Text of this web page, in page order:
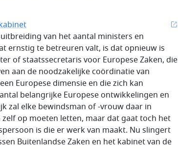
van het aantal ministers en
ernstig te betreuren valt, is dat opnieuw is
of staatssecretaris voor Europese Zaken, die
aan de noodzakelijke coördinatie van
Europese dimensie en die zich kan
belangrijke Europese ontwikkelingen en
zal elke bewindsman of -vrouw daar in
op moeten letten, maar dat gaat toch het
is die er werk van maakt. Nu slingert
Buitenlandse Zaken en het kabinet van de